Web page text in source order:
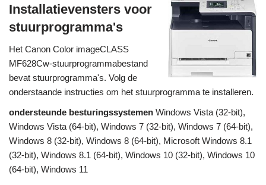
Installatievensters voor
stuurprogramma's
Het Canon Color imageCLASS
MF628Cw-stuurprogrammabestand
bevat stuurprogramma's. Volg de
onderstaande instructies om het stuurprogramma te installeren.
ondersteunde besturingssystemen Windows Vista (32-bit),
Windows Vista (64-bit), Windows 7 (32-bit), Windows 7 (64-bit),
Windows 8 (32-bit), Windows 8 (64-bit), Microsoft Windows 8.1
(32-bit), Windows 8.1 (64-bit), Windows 10 (32-bit), Windows 10
(64-bit), Windows 11